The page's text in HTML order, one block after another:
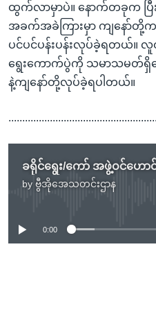
ထွက်လာမှာပဲ။ နောက်တခုက ပ
အခက်အခဲကြားမှာ ကျနော်
ပင်ပင်ပန်းပန်းလုပ်ခဲ့ရတယ်။
ရွေးကောက်ပွဲကို သမာသမတ်ရှိက
နဲ့ကျနော်တို့လုပ်ခဲ့ရပါတယ်။
by ဗွီအိုအေသတင်းဌာန
No media
0:00